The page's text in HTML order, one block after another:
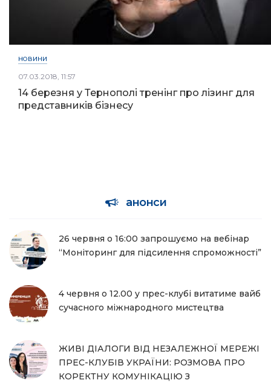
НОВИНИ
07.03.2018, 11:57
14 березня у Тернополі тренінг про лізинг для
представників бізнесу
анонси
26 червня о 16:00 запрошуємо на вебінар
“Моніторинг для підсилення спроможності”
4 червня о 12.00 у прес-клубі витатиме вайб
сучасного міжнародного мистецтва
ЖИВІ ДІАЛОГИ ВІД НЕЗАЛЕЖНОЇ МЕРЕЖІ
ПРЕС-КЛУБІВ УКРАЇНИ: РОЗМОВА ПРО
КОРЕКТНУ КОМУНІКАЦІЮ З